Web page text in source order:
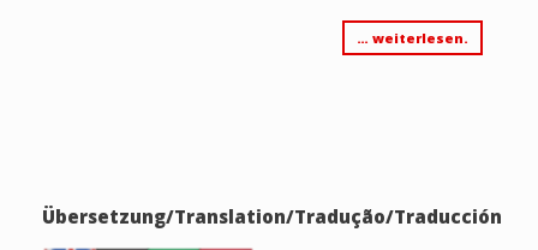
… weiterlesen.
Übersetzung/Translation/Tradução/Traducción